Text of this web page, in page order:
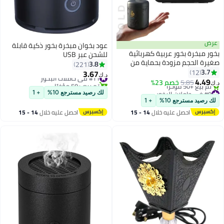
مبخرة بخور عربية كهربائية
الحجم مزودة بحماية من
الزائدة وخاصية الإغلاق
وتغطية واسعة لبخور
3.7
12
4.49
5.85خصم 23%
البخور
سعر في السنة
بيع +50 مؤخرًا
البخور
مسترجع 10% + 1
احصل عليه خلال 14 - 15
عود بخوان مبخرة بخور ذكية قابلة
للشحن عبر USB
3.8
221
3.67
#11 في حاملات البخور
تم بيع +50 مؤخرًا
#11 في حاملات البخور
لك رصيد مسترجع 10% + 1
احصل عليه خلال 14 - 15